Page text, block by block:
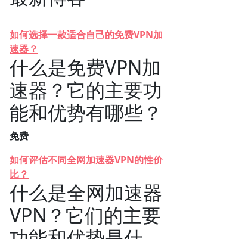
如何选择一款适合自己的免费VPN加
速器？
什么是免费VPN加
速器？它的主要功
能和优势有哪些？
免费
如何评估不同全网加速器VPN的性价
比？
什么是全网加速器
VPN？它们的主要